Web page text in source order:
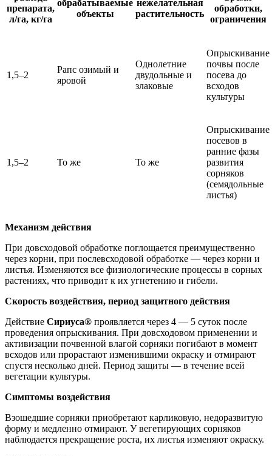
препарата,
л/га, кг/га
обрабатываемые
объекты
нежелательная
растительность
обработки,
ограничения
1,5–2
Рапс озимый и
яровой
Однолетние
двудольные и
злаковые
Опрыскивание
почвы после
посева до
всходов
культуры
1,5–2 То же То же
Опрыскивание
посевов в
ранние фазы
развития
сорняков
(семядольные
листья)
Механизм действия
При довсходовой обработке поглощается преимущественно
через корни, при послевсходовой обработке — через корни и
листья. Изменяются все физиологические процессы в сорных
растениях, что приводит к их угнетению и гибели.
Скорость воздействия, период защитного действия
Действие Сириуса® проявляется через 4 — 5 суток после
проведения опрыскивания. При довсходовом применении и
активизации почвенной влагой сорняки погибают в момент
всходов или прорастают изменившими окраску и отмирают
спустя несколько дней. Период защиты — в течение всей
вегетации культуры.
Симптомы воздействия
Взошедшие сорняки приобретают карликовую, недоразвитую
форму и медленно отмирают. У вегетирующих сорняков
наблюдается прекращение роста, их листья изменяют окраску.